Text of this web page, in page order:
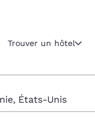
Région et
Trouver un hôtel